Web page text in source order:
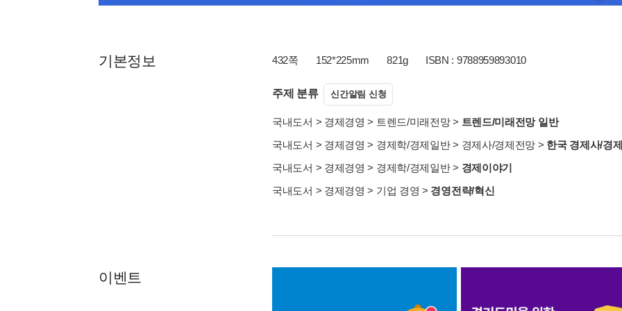
기본정보 432쪽 152*225mm 821g ISBN : 9788959893010
주제 분류 신간알림 신청
국내도서 > 경제경영 > 트렌드/미래전망> 트렌드/미래전망 일반
국내도서 > 경제경영 > 경제학/경제일반> 경제사/경제전망 > 한국 경제사/경
국내도서 > 경제경영 > 경제학/경제일반> 경제이야기
국내도서 > 경제경영 > 기업 경영 > 경영전략/혁신
이벤트